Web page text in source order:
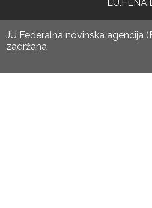
JU Federalna novinska agencija
zadržana